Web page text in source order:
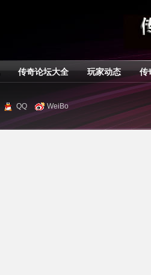
传奇论坛大全 玩家动态 传
QQ WeiBo